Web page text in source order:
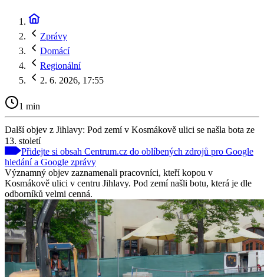
Zprávy
Domácí
Regionální
2. 6. 2026, 17:55
1 min
Další objev z Jihlavy: Pod zemí v Kosmákově ulici se našla bota ze
13. století
Přidejte si obsah Centrum.cz do oblíbených zdrojů pro Google
hledání a Google zprávy
Významný objev zaznamenali pracovníci, kteří kopou v
Kosmákově ulici v centru Jihlavy. Pod zemí našli botu, která je dle
odborníků velmi cenná.